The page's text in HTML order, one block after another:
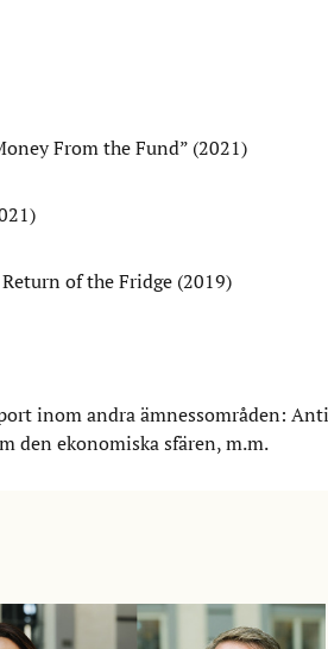
From the Fund” (2021)
of the Fridge (2019)
inom andra ämnessområden:
den ekonomiska sfären, m.m.